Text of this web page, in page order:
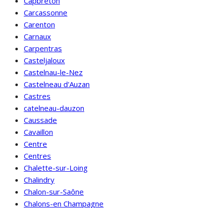
Carcassonne
Carenton
Carnaux
Carpentras
Casteljaloux
Castelnau-le-Nez
Castelneau d'Auzan
Castres
catelneau-dauzon
Caussade
Cavaillon
Centre
Centres
Chalette-sur-Loing
Chalindry
Chalon-sur-Saône
Chalons-en Champagne